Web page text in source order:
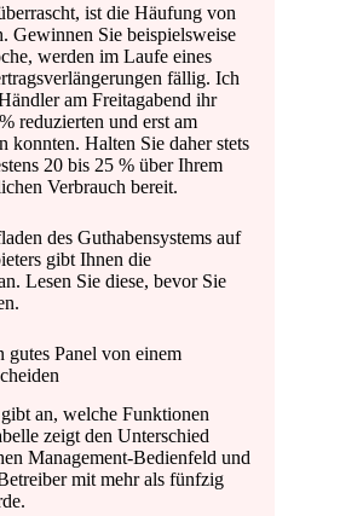
ist die Häufung von
Gewinnen Sie beispielsweise
werden im Laufe eines
fällig. Ich
am Freitagabend ihr
reduzierten und erst am
konnten. Halten Sie daher stets
20 bis 25 % über Ihrem
Verbrauch bereit.
des Guthabensystems auf
gibt Ihnen die
Lesen Sie diese, bevor Sie
gutes Panel von einem
an, welche Funktionen
zeigt den Unterschied
Management-Bedienfeld und
mit mehr als fünfzig